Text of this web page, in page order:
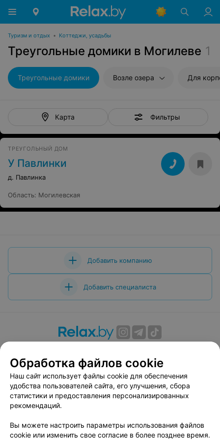
Туризм и отдых • Коттеджи, усадьбы
Треугольные домики в Могилеве 1
Треугольные домики Возле озера Для
Карта Фильтры
ТРЕУГОЛЬНЫЙ ДОМ
У Павлинки
д. Павлинка
Область: Могилевская
Добавить компанию
Добавить специалиста
Вакансии
Публичный договор
Способы оплаты
Публичный договор по использованию сервиса
«Афиша»
Пользовательское соглашение
Связаться по вопросам сотрудничества
Обработка файлов cookie
Наш сайт использует файлы cookie для обеспечения
удобства пользователей сайта, его улучшения, сбора
статистики и предоставления персонализированных
рекомендаций.
Вы можете настроить параметры использования файлов
cookie или изменить свое согласие в более позднее время.